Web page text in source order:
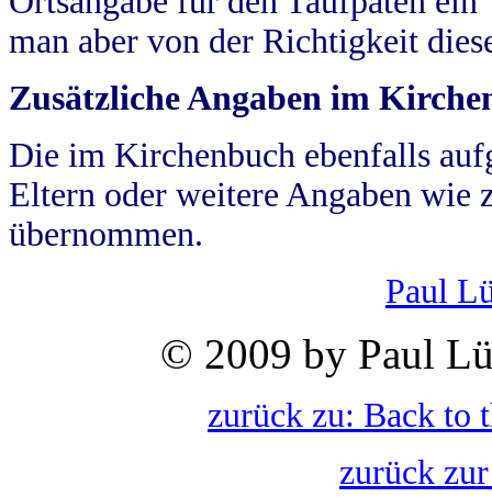
man aber von der Richtigkeit
Zusätzliche Angaben im
Die im Kirchenbuch ebenfalls
Eltern oder weitere Angaben wie
übernommen.
Paul
© 2009 by Paul
zurück zu: Back to
zurück